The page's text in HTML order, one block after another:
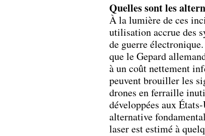
Quelles sont les
À la lumière de ces
utilisation accrue des
de guerre
que le Gepard
à un coût nettement
peuvent brouiller les
drones en ferraille
développées aux
alternative
laser est estimé à